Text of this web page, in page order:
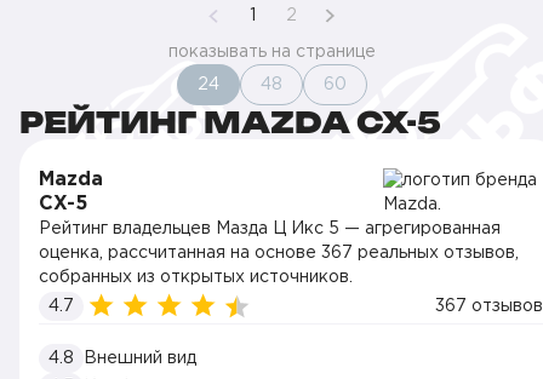
2
показывать на странице
24 48 60
РЕЙТИНГ MAZDA CX-5
Mazda
CX-5
Рейтинг владельцев Мазда Ц Икс 5 — агрегированная
оценка, рассчитанная на основе 367 реальных отзывов,
собранных из открытых источников.
4.7
367 отзывов
4.8
Внешний вид